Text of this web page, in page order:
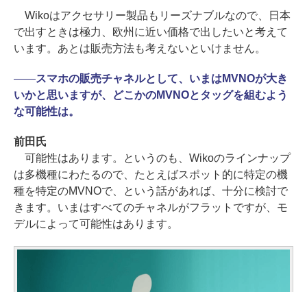
Wikoはアクセサリー製品もリーズナブルなので、日本
で出すときは極力、欧州に近い価格で出したいと考えて
います。あとは販売方法も考えないといけません。
――スマホの販売チャネルとして、いまはMVNOが大き
いかと思いますが、どこかのMVNOとタッグを組むよう
な可能性は。
前田氏
可能性はあります。というのも、Wikoのラインナップ
は多機種にわたるので、たとえばスポット的に特定の機
種を特定のMVNOで、という話があれば、十分に検討で
きます。いまはすべてのチャネルがフラットですが、モ
デルによって可能性はあります。